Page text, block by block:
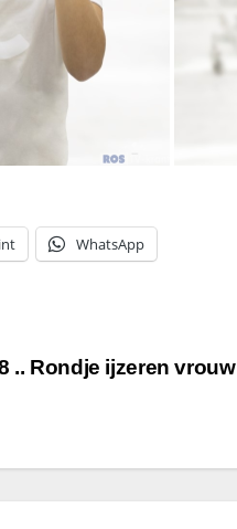
WhatsApp
.. Rondje ijzeren vrouw